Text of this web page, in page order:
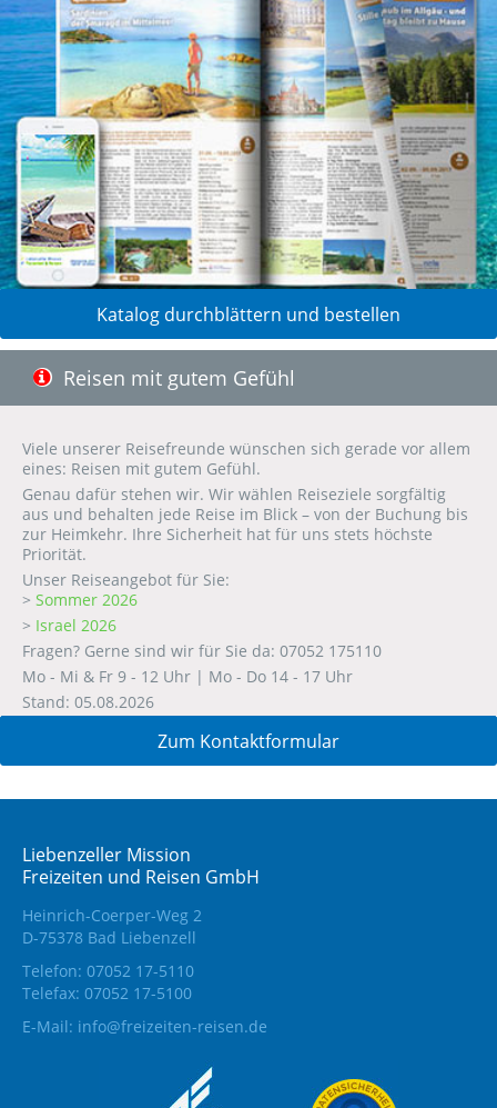
Katalog durchblättern und bestellen
Reisen mit gutem Gefühl
Viele unserer Reisefreunde wünschen sich gerade vor allem
eines: Reisen mit gutem Gefühl.
Genau dafür stehen wir. Wir wählen Reiseziele sorgfältig
aus und behalten jede Reise im Blick – von der Buchung bis
zur Heimkehr. Ihre Sicherheit hat für uns stets höchste
Priorität.
Unser Reiseangebot für Sie:
> Sommer 2026
> Israel 2026
Fragen? Gerne sind wir für Sie da: 07052 175110
Mo - Mi & Fr 9 - 12 Uhr | Mo - Do 14 - 17 Uhr
Stand: 05.08.2026
Zum Kontaktformular
Liebenzeller Mission
Freizeiten und Reisen GmbH
Heinrich-Coerper-Weg 2
D-75378 Bad Liebenzell
Telefon: 07052 17-5110
Telefax: 07052 17-5100
E-Mail: info@freizeiten-reisen.de